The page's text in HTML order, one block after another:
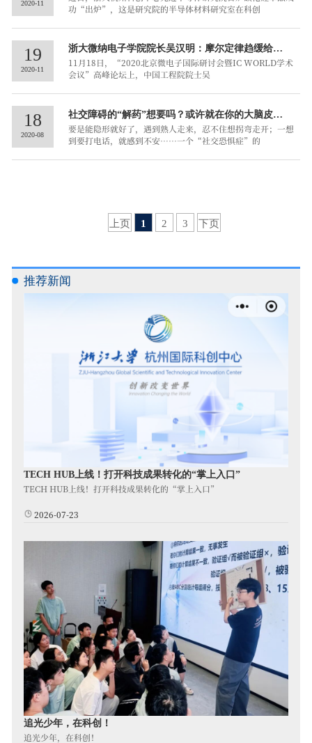
2020-11
功“出炉”，这是研究院的半导体材料研究室在科创
19
2020-11
浙大微纳电子学院院长吴汉明：摩尔定律趋缓给追
赶者机会，必须树...
11月18日，“2020北京微电子国际研讨会暨IC WORLD学术
会议”高峰论坛上，中国工程院院士吴
18
2020-08
社交障碍的“解药”想要吗？或许就在你的大脑皮层
下
要是能隐形就好了，遇到熟人走来，忍不住想拐弯走开；一想
到要打电话，就感到不安……一个“社交恐惧症”的
上页 1 2 3 下页
推荐新闻
TECH HUB上线！打开科技成果转化的“掌上入口”
TECH HUB上线！打开科技成果转化的“掌上入口”
2026-07-23
追光少年，在科创！
追光少年，在科创！